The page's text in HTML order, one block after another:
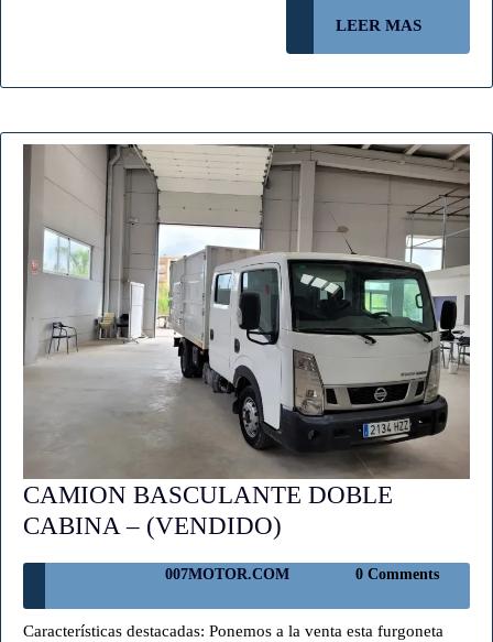
LEER MAS
MAS
CAMION BASCULANTE DOBLE
CABINA – (VENDIDO)
BASCULANTE
DOBLE
CABINA
007MOTOR.COM 007MOTOR.COM
0 Comments
Características destacadas: Ponemos a la venta esta furgoneta